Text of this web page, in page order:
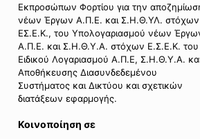
Εκπροσώπων Φορτίου για την
νέων Έργων Α.Π.Ε. και Σ.Η.Θ.ΥΛ. στόχων
ΕΣ.Ε.Κ., του Υπολογαριασμού νέων
Α.Π.Ε. και Σ.Η.Θ.Υ.Α. στόχων Ε.Σ.Ε.Κ. του
Ειδικού Λογαριασμού Α.Π.Ε, Σ.Η.Θ.Υ.Α.
Αποθήκευσης Διασυνδεδεμένου
Συστήματος και Δικτύου και σχετικών
διατάξεων εφαρμογής.
Κοινοποίηση σε